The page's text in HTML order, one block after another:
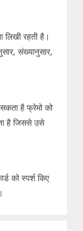
रहती है।
संख्यानुसार,
है फ्रेमो को
है जिससे उसे
को स्पर्श किए